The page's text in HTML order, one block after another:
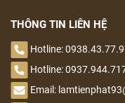
THÔNG TIN LIÊN HỆ
Hotline:
Hotline:
Email: